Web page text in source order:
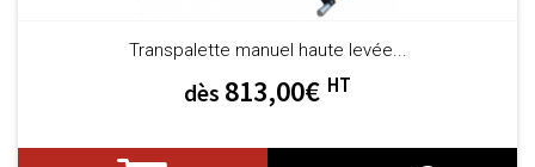
Transpalette manuel haute levée...
dès 813,00€ HT